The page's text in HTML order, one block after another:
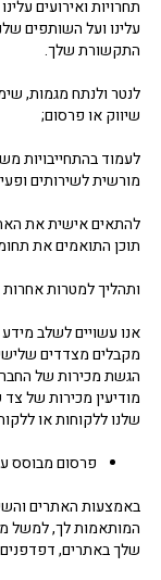
תחרויות ואירועים
התקשורת שלך.
לנטר ולנתח מגמות,
שיווק או פרסום;
לעמוד בהתחייבויות
מורשית לשירותים
להתאים אישית את
תוכן התואמים את
ותהליך למטרות
אנו עשויים לשלב
מקבלים מצדדים
הגשת מכירות של
מודיעין מכירות של
שלנו ללקוחות או
פרסום מבוסס
באמצעות האתרים
המותאמות לך, למשל
שלך באתרים,